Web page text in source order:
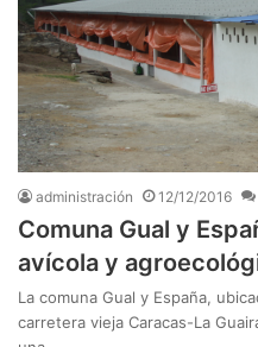
administración 12/12/2016
Comuna Gual y
avícola y
La comuna Gual y España,
carretera vieja Caracas-La